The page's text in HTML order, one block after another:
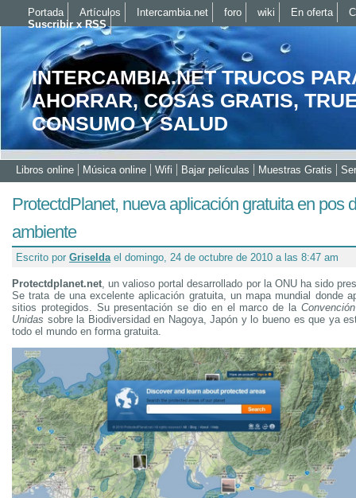
INTERCAMBIA.NET TRUCOS
AHORRAR, COSAS GRATIS,
CONSUMO Y SALUD
Libros online Música online Wifi Bajar películas Muestras Gratis
ProtectdPlanet, nueva aplicación gratuita en pos
ambiente
Escrito por Griseldael domingo, 24 de octubre de 2010 a las 8:47 am
Protectdplanet.net, un valioso portal desarrollado por la ONU ha sido
Se trata de una excelente aplicación gratuita, un mapa mundial donde
sitios protegidos. Su presentación se dio en el marco de la
Unidas sobre la Biodiversidad en Nagoya, Japón y lo bueno es que ya
todo el mundo en forma gratuita.
Portada Artículos Intercambia.net foro wiki En oferta
Suscribir x RSS